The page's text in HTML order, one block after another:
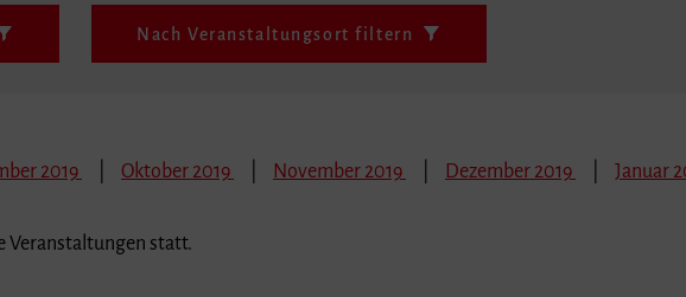
Nach Veranstaltungsort filtern
2019 Oktober 2019 November 2019 Dezember 2019 Januar
Veranstaltungen statt.